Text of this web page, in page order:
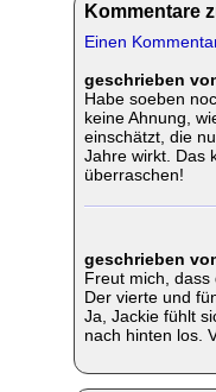
Kommentare
Einen
geschrieben
Habe soeben
keine Ahnung,
einschätzt, die
Jahre wirkt. Das
überraschen!
geschrieben
Freut mich, dass
Der vierte und
Ja, Jackie fühlt
nach hinten los.